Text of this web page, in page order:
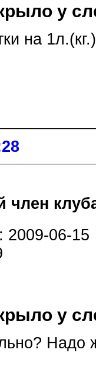
у
на
член
2009-06-15
у
Надо